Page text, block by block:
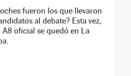
fueron los que llevaron
al debate? Esta vez,
A8 oficial se quedó en La